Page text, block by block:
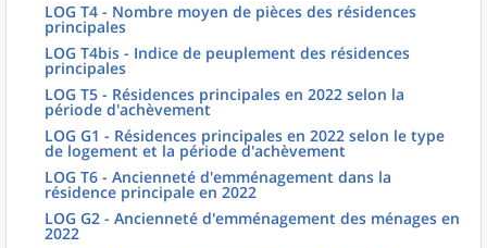
LOG T4 - Nombre moyen de pièces des résidences
principales
LOG T4bis - Indice de peuplement des résidences
principales
LOG T5 - Résidences principales en 2022 selon la
période d'achèvement
LOG G1 - Résidences principales en 2022 selon le type
de logement et la période d'achèvement
LOG T6 - Ancienneté d'emménagement dans la
résidence principale en 2022
LOG G2 - Ancienneté d'emménagement des ménages en
2022